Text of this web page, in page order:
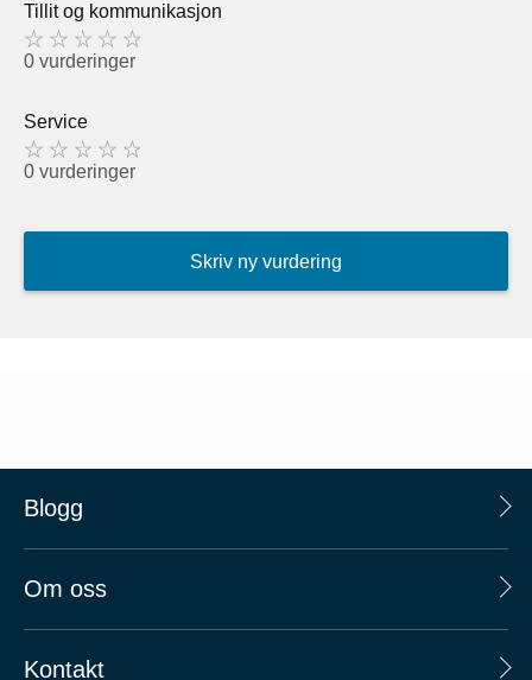
Tillit og kommunikasjon
0 vurderinger
Service
0 vurderinger
Skriv ny vurdering
Blogg
Om oss
Kontakt